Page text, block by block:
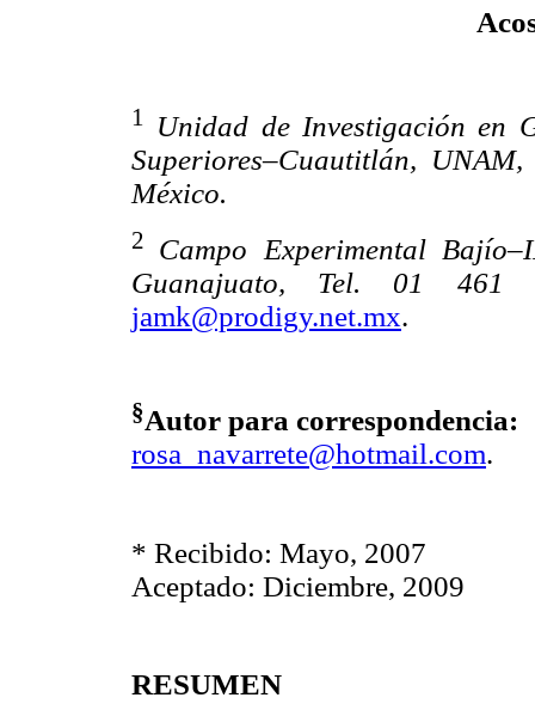
1
Unidad de Investigación en
Superiores–Cuautitlán,
México.
2 Campo Experimental
Guanajuato, Tel. 01
jamk@prodigy.net.mx.
§Autor para correspondencia:
rosa_navarrete@hotmail.com.
* Recibido: Mayo, 2007
Aceptado: Diciembre, 2009
RESUMEN